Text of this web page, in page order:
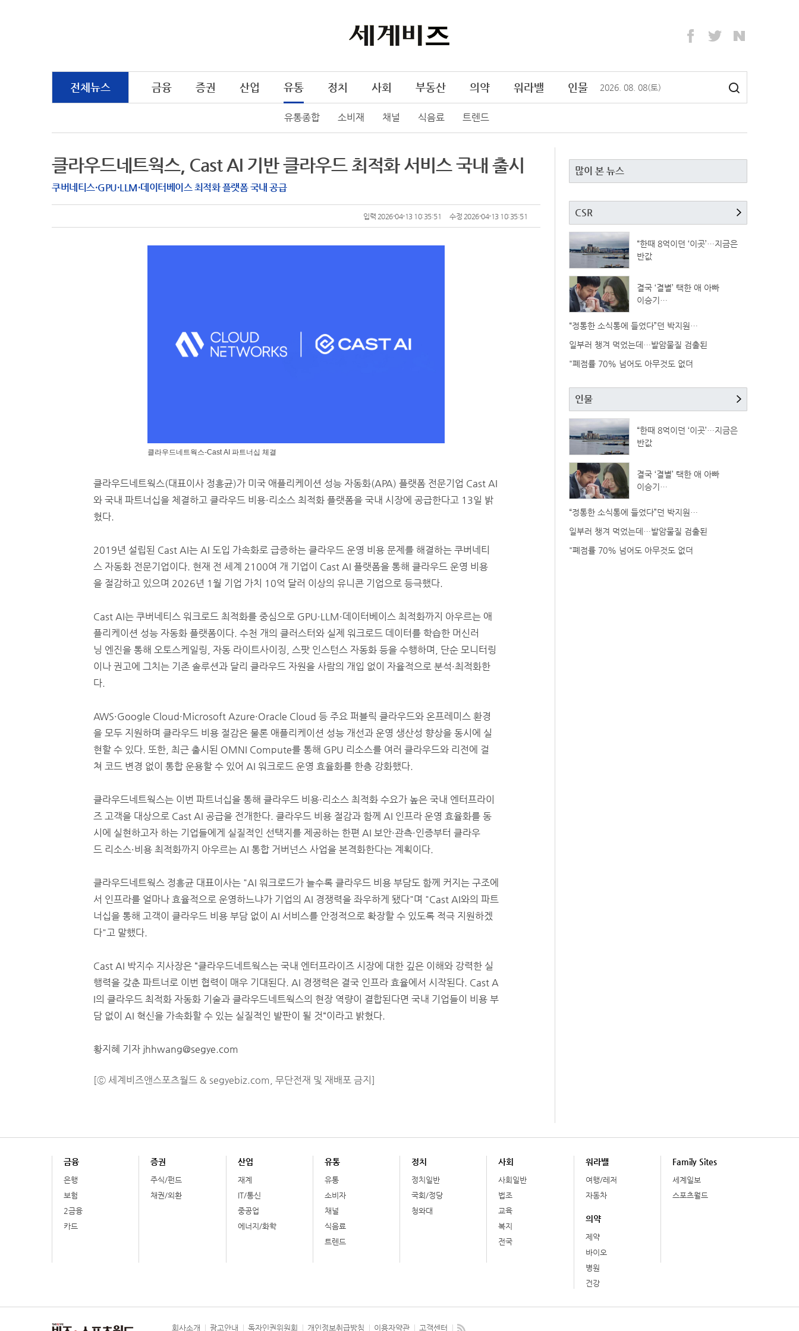
전체뉴스 금융 증권 산업 유통
유통종합 소비재 채널 식음료 트렌드
정치 사회 부동산 의약 워라밸 인물 2026 08 08(토)
클라우드네트웍스, Cast AI 기반 클라우드 최적화 서비스 국내 출시
쿠버네티스·GPU·LLM·데이터베이스 최적화 플랫폼 국내 공급
입력 2026-04-13 10:35:51 수정 2026-04-13 10:35:51
클라우드네트웍스-Cast AI 파트너십 체결
클라우드네트웍스(대표이사 정흥균)가 미국 애플리케이션 성능 자동화(APA) 플랫폼 전문기업 Cast AI
와 국내 파트너십을 체결하고 클라우드 비용·리소스 최적화 플랫폼을 국내 시장에 공급한다고 13일 밝
혔다.
2019년 설립된 Cast AI는 AI 도입 가속화로 급증하는 클라우드 운영 비용 문제를 해결하는 쿠버네티
스 자동화 전문기업이다. 현재 전 세계 2100여 개 기업이 Cast AI 플랫폼을 통해 클라우드 운영 비용
을 절감하고 있으며 2026년 1월 기업 가치 10억 달러 이상의 유니콘 기업으로 등극했다.
Cast AI는 쿠버네티스 워크로드 최적화를 중심으로 GPU·LLM·데이터베이스 최적화까지 아우르는 애
플리케이션 성능 자동화 플랫폼이다. 수천 개의 클러스터와 실제 워크로드 데이터를 학습한 머신러
닝 엔진을 통해 오토스케일링, 자동 라이트사이징, 스팟 인스턴스 자동화 등을 수행하며, 단순 모니터링
이나 권고에 그치는 기존 솔루션과 달리 클라우드 자원을 사람의 개입 없이 자율적으로 분석·최적화한
다.
AWS·Google Cloud·Microsoft Azure·Oracle Cloud 등 주요 퍼블릭 클라우드와 온프레미스 환경
을 모두 지원하며 클라우드 비용 절감은 물론 애플리케이션 성능 개선과 운영 생산성 향상을 동시에 실
현할 수 있다. 또한, 최근 출시된 OMNI Compute를 통해 GPU 리소스를 여러 클라우드와 리전에 걸
쳐 코드 변경 없이 통합 운용할 수 있어 AI 워크로드 운영 효율화를 한층 강화했다.
클라우드네트웍스는 이번 파트너십을 통해 클라우드 비용·리소스 최적화 수요가 높은 국내 엔터프라이
즈 고객을 대상으로 Cast AI 공급을 전개한다. 클라우드 비용 절감과 함께 AI 인프라 운영 효율화를 동
시에 실현하고자 하는 기업들에게 실질적인 선택지를 제공하는 한편 AI 보안·관측·인증부터 클라우
드 리소스·비용 최적화까지 아우르는 AI 통합 거버넌스 사업을 본격화한다는 계획이다.
클라우드네트웍스 정흥균 대표이사는 "AI 워크로드가 늘수록 클라우드 비용 부담도 함께 커지는 구조에
서 인프라를 얼마나 효율적으로 운영하느냐가 기업의 AI 경쟁력을 좌우하게 됐다"며 "Cast AI와의 파트
너십을 통해 고객이 클라우드 비용 부담 없이 AI 서비스를 안정적으로 확장할 수 있도록 적극 지원하겠
다"고 말했다.
Cast AI 박지수 지사장은 “클라우드네트웍스는 국내 엔터프라이즈 시장에 대한 깊은 이해와 강력한 실
행력을 갖춘 파트너로 이번 협력이 매우 기대된다. AI 경쟁력은 결국 인프라 효율에서 시작된다. Cast A
I의 클라우드 최적화 자동화 기술과 클라우드네트웍스의 현장 역량이 결합된다면 국내 기업들이 비용 부
담 없이 AI 혁신을 가속화할 수 있는 실질적인 발판이 될 것“이라고 밝혔다.
황지혜 기자 jhhwang@segye.com
[ⓒ 세계비즈앤스포츠월드 & segyebiz.com, 무단전재 및 재배포 금지]
많이 본 뉴스
CSR
“한때 8억이던 ‘이곳’…지금은
반값
결국 ‘결별’ 택한 애 아빠
이승기…
“정통한 소식통에 들었다”던 박지원…
일부러 챙겨 먹었는데…발암물질 검출된
"폐점률 70% 넘어도 아무것도 없더
인물
“한때 8억이던 ‘이곳’…지금은
반값
결국 ‘결별’ 택한 애 아빠
이승기…
“정통한 소식통에 들었다”던 박지원…
일부러 챙겨 먹었는데…발암물질 검출된
"폐점률 70% 넘어도 아무것도 없더
금융
은행
보험
2금융
카드
증권
주식/펀드
채권/외환
산업
재계
IT/통신
중공업
에너지/화학
유통
유통
소비자
채널
식음료
트렌드
정치
정치일반
국회/정당
청와대
사회
사회일반
법조
교육
복지
전국
워라밸
여행/레저
자동차
의약
제약
바이오
병원
건강
Family Sites
세계일보
스포츠월드
회사소개 광고안내 독자인권위원회 개인정보취급방침 이용자약관 고객센터